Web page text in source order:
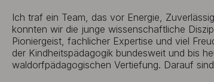
Ich traf ein Team, das vor Energie,
konnten wir die junge wissenschaftliche
Pioniergeist, fachlicher Expertise und viel
der Kindheitspädagogik bundesweit und bis
waldorfpädagogischen Vertiefung. Darauf